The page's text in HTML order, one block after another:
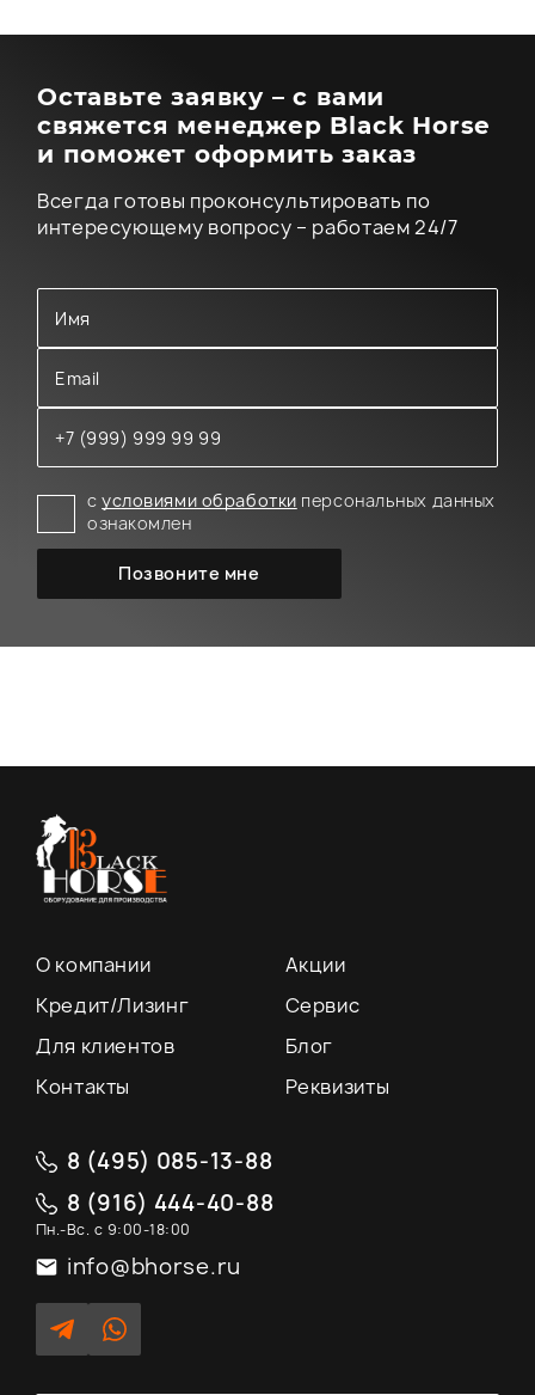
Оставьте заявку – с вами
свяжется менеджер Black Horse
и поможет оформить заказ
Всегда готовы проконсультировать по
интересующему вопросу – работаем 24/7
сусловиями обработки персональных данных
ознакомлен
О компании
Акции
Кредит/Лизинг
Сервис
Для клиентов
Блог
Контакты
Реквизиты
8 (495) 085-13-88
8 (916) 444-40-88
Пн.-Вс. с 9:00-18:00
info@bhorse.ru